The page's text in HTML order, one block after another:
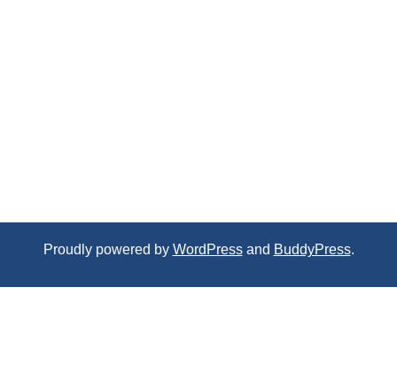
Proudly powered by WordPressand BuddyPress.